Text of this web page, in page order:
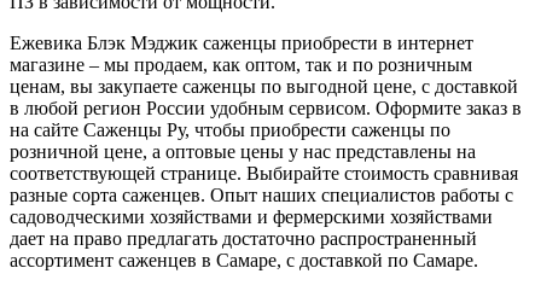
Ежевика Блэк Мэджик саженцы приобрести в интернет
магазине – мы продаем, как оптом, так и по розничным
ценам, вы закупаете саженцы по выгодной цене, с доставкой
в любой регион России удобным сервисом. Оформите заказ в
на сайте Саженцы Ру, чтобы приобрести саженцы по
розничной цене, а оптовые цены у нас представлены на
соответствующей странице. Выбирайте стоимость сравнивая
разные сорта саженцев. Опыт наших специалистов работы с
садоводческими хозяйствами и фермерскими хозяйствами
дает на право предлагать достаточно распространенный
ассортимент саженцев в Самаре, с доставкой по Самаре.